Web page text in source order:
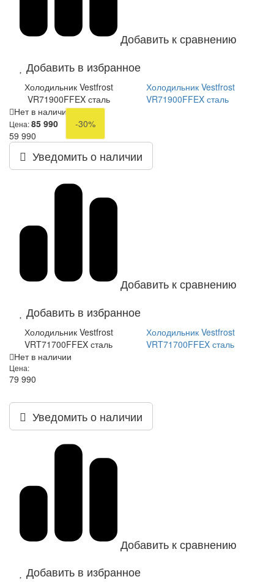
Добавить к сравнению
Добавить в избранное
Холодильник Vestfrost
VR71900FFEX сталь
Холодильник Vestfrost
VR71900FFEX сталь
Нет в наличии
Цена:85 990
-30%
59 990
Уведомить о наличии
Добавить к сравнению
Добавить в избранное
Холодильник Vestfrost
VRT71700FFEX сталь
Холодильник Vestfrost
VRT71700FFEX сталь
Нет в наличии
Цена:
79 990
Уведомить о наличии
Добавить к сравнению
Добавить в избранное